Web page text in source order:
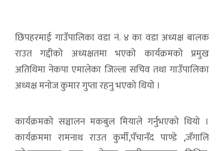
छिपहरमाई गाउँपालिका वडा नं. ४ का वडा अध्यक्ष बालक
राउत गद्दीको अध्यक्षतमा भएको कार्यक्रमको प्रमुख
अतिथिमा नेकपा एमालेका जिल्ला सचिव तथा गाउँपालिका
अध्यक्ष मनोज कुमार गुप्ता रहनु भएको थियो ।
कार्यक्रमको सञ्चालन मकबुल मियाले गर्नुभएको थियो ।
कार्यक्रममा रामनाथ राउत कुर्मी,पँचानँद पाण्डे ,जँगालि